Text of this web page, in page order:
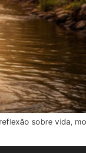
sobre vida,